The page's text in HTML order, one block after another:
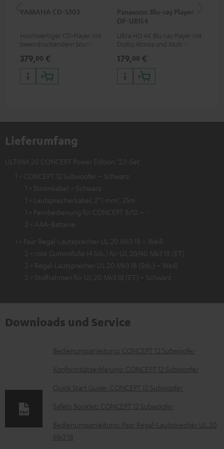
YAMAHA CD-S303
Hochwertiger CD-Player mit
beeindruckendem Sound und
379,00 €
Panasonic Blu-ray Player
DP-UB154
Ultra HD 4K Blu-ray Player mit
Dolby Atmos und Multi HDR-
HDR10+ für eine überragende
Bildqualität mit lebensechten
Kontrasten und Farben
179,00 €
Lieferumfang
ULTIMA 20 CONCEPT Power Edition "2.1-Set"
1 × CONCEPT 12 Subwoofer – Schwarz
1 × Stromkabel – Schwarz
1 × Lautsprecherkabel, 2*1 mm², 25m
1 × Fernbedienung für CONCEPT 8/12 – -
2 × AAA-Batterie
1 × Paar Regal-Lautsprecher UL 20 Mk3 18 – Weiß
2 × rote Gummifüße (4 Stk.) für UL 20/40 Mk3 18 (ET)
2 × Regal-Lautsprecher UL 20 Mk3 18 (Stk.) – Weiß
2 × Stoffrahmen für UL 20 Mk3 18 (ET) – Schwarz
Downloads und Service
D
o
m
e
n
Bedienungsanleitung: CONCEPT 12 Subwoofer
Konformitätserklärung: CONCEPT 12 Subwoofer
Quick Start Guide: CONCEPT 12 Subwoofer
Safety Booklet: CONCEPT 12 Subwoofer
Bedienungsanleitung: Paar Regal-Lautsprecher UL 20
Mk3 18